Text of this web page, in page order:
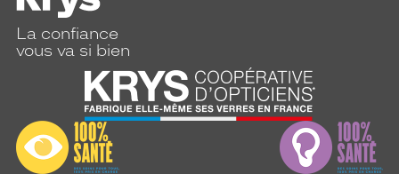
La confiance
vous va si bien